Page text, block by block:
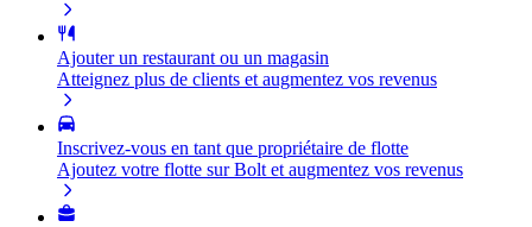
Ajouter un restaurant ou un magasin
Atteignez plus de clients et augmentez vos revenus
Inscrivez-vous en tant que propriétaire de flotte
Ajoutez votre flotte sur Bolt et augmentez vos revenus